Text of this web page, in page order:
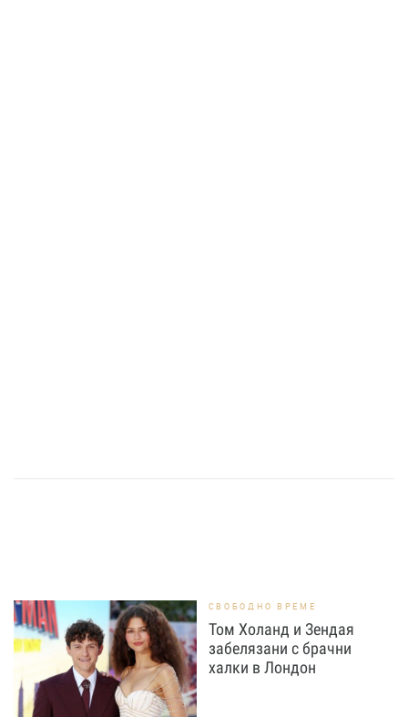
СВОБОДНО ВРЕМЕ
Том Холанд и Зендая
забелязани с брачни
халки в Лондон